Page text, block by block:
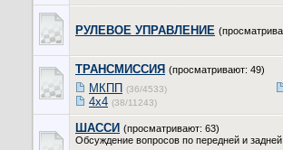
РУЛЕВОЕ УПРАВЛЕНИЕ
ТРАНСМИССИЯ (просматривают: 49)
МКПП (36/4533)
4х4 (38/11243)
ШАССИ (просматривают: 63)
Обсуждение вопросов по передней и